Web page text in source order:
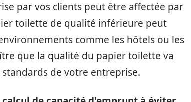
par vos clients peut être affectée par
toilette de qualité inférieure peut
comme les hôtels ou les
que la qualité du papier toilette va
de votre entreprise.